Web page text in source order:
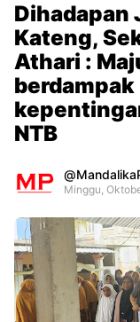
Dihadapan
Kateng,
Athari :
NTB
Minggu,